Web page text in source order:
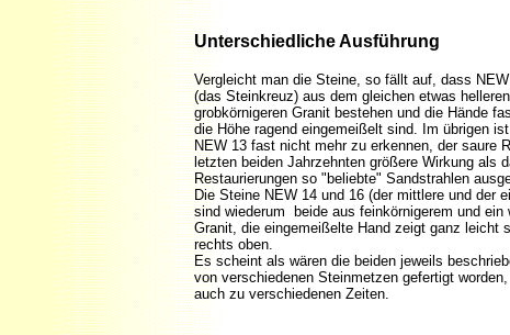
Unterschiedliche Ausführung
Vergleicht man die Steine, so fällt auf, dass
(das Steinkreuz) aus dem gleichen etwas
grobkörnigeren Granit bestehen und die Hände
die Höhe ragend eingemeißelt sind. Im übrigen
NEW 13 fast nicht mehr zu erkennen, der saure
letzten beiden Jahrzehnten größere Wirkung als
Restaurierungen so "beliebte" Sandstrahlen
Die Steine NEW 14 und 16 (der mittlere und der
sind wiederum
beide aus feinkörnigerem und ein
Granit, die eingemeißelte Hand zeigt ganz leicht
rechts oben.
Es scheint als wären die beiden jeweils
von verschiedenen Steinmetzen gefertigt
auch zu verschiedenen Zeiten.